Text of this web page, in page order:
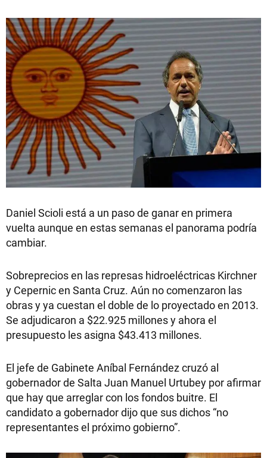
Daniel Scioli está a un paso de ganar en primera
vuelta aunque en estas semanas el panorama podría
cambiar.
Sobreprecios en las represas hidroeléctricas Kirchner
y Cepernic en Santa Cruz. Aún no comenzaron las
obras y ya cuestan el doble de lo proyectado en 2013.
Se adjudicaron a $22.925 millones y ahora el
presupuesto les asigna $43.413 millones.
El jefe de Gabinete Aníbal Fernández cruzó al
gobernador de Salta Juan Manuel Urtubey por afirmar
que hay que arreglar con los fondos buitre. El
candidato a gobernador dijo que sus dichos “no
representantes el próximo gobierno”.